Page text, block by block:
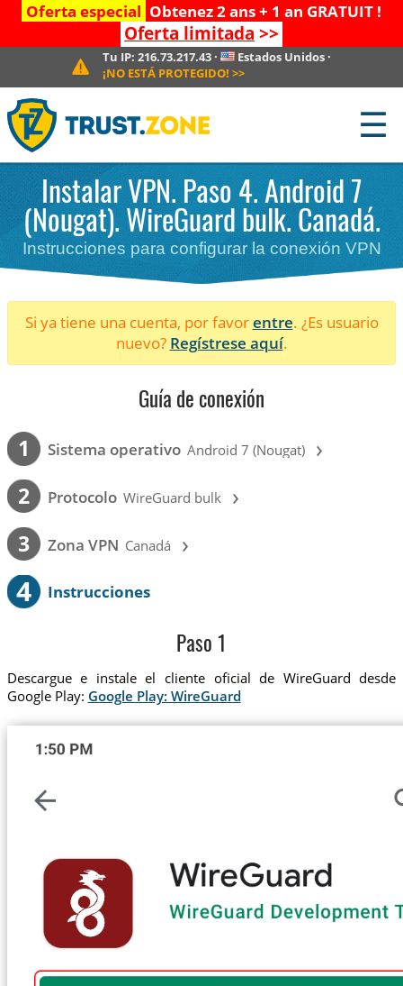
Oferta especial Obtenez 2 ans + 1 an GRATUIT !
Oferta limitada >>
Tu IP:216.73.217.43 · Estados Unidos·
¡NO ESTÁ PROTEGIDO! >>
☰
Instalar VPN. Paso 4. Android 7
(Nougat). WireGuard bulk. Canadá.
Instrucciones para configurar la conexión VPN
Si ya tiene una cuenta, por favorentre. ¿Es usuario
nuevo? Regístrese aquí.
Guía de conexión
1 Sistema operativo Android 7 (Nougat) ›
2 Protocolo WireGuard bulk ›
3 Zona VPN Canadá ›
4 Instrucciones
Paso 1
Descargue e instale el cliente oficial de WireGuard desde
Google Play: Google Play: WireGuard